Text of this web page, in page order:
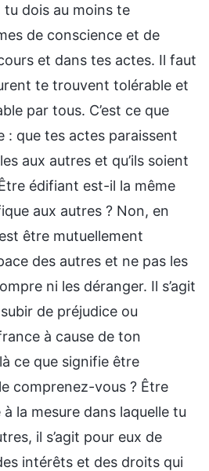
dois au moins te
de conscience et de
et dans tes actes. Il faut
te trouvent tolérable et
par tous. C’est ce que
: que tes actes paraissent
aux autres et qu’ils soient
édifiant est-il la même
aux autres ? Non, en
être mutuellement
des autres et ne pas les
ni les déranger. Il s’agit
de préjudice ou
à cause de ton
ce que signifie être
comprenez-vous ? Être
à la mesure dans laquelle tu
il s’agit pour eux de
intérêts et des droits qui